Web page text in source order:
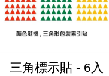
三角標示貼 - 6入